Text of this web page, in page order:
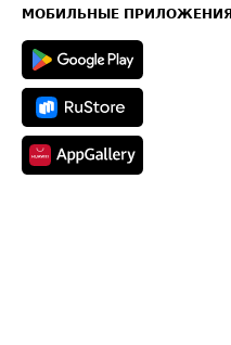
Техническая информация
МОБИЛЬНЫЕ ПРИЛОЖЕНИЯ